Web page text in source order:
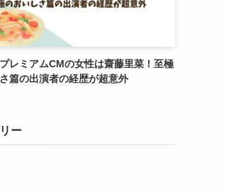
レミアムCMの女性は齋藤里菜！至極
篇の出演者の経歴が超意外
ー